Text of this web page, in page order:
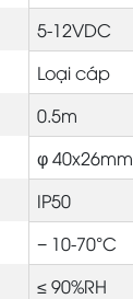
5-12VDC
Loại cáp
0.5m
φ 40x26mm
IP50
− 10-70°C
≤ 90%RH